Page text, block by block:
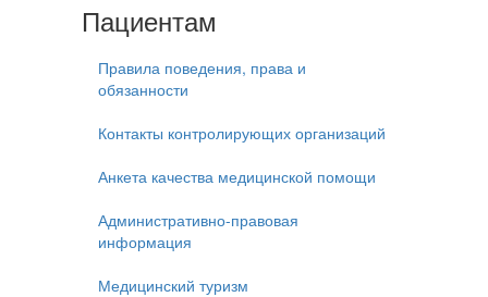
Пациентам
Правила поведения, права и
обязанности
Контакты контролирующих организаций
Анкета качества медицинской помощи
Административно-правовая
информация
Медицинский туризм